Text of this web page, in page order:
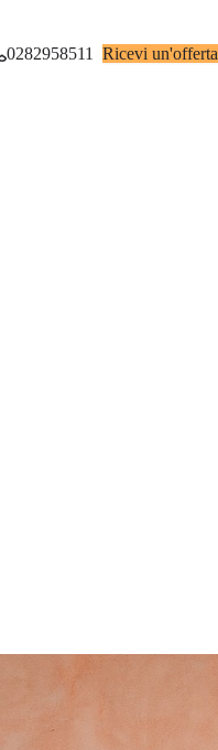
0282958511 Ricevi un'offerta